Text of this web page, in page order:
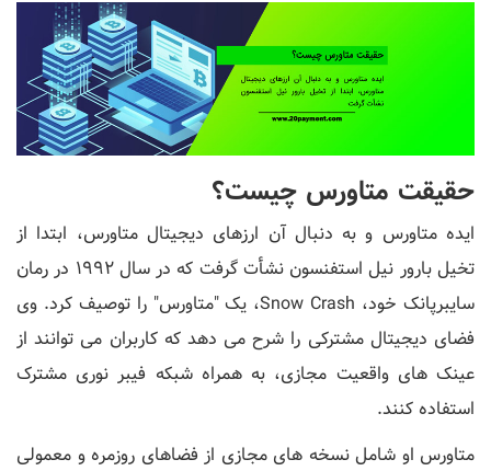
حقیقت متاورس چیست؟
ایده متاورس و به دنبال آن ارزهای دیجیتال متاورس، ابتدا از
تخیل بارور نیل استفنسون نشأت گرفت که در سال 1992 در رمان
سایبرپانک خود، Snow Crash، یک "متاورس" را توصیف کرد. وی
فضای دیجیتال مشترکی را شرح می دهد که کاربران می توانند از
عینک های واقعیت مجازی، به همراه شبکه فیبر نوری مشترک
استفاده کنند.
متاورس او شامل نسخه های مجازی از فضاهای روزمره و معمولی